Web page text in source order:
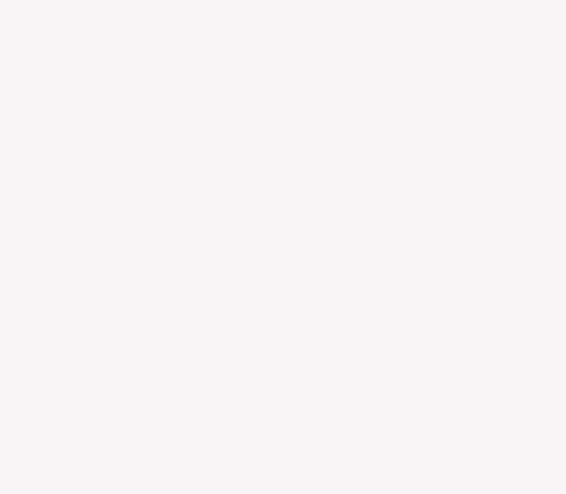
aan te passen en te beheren, en zorgt ervoor dat aan de